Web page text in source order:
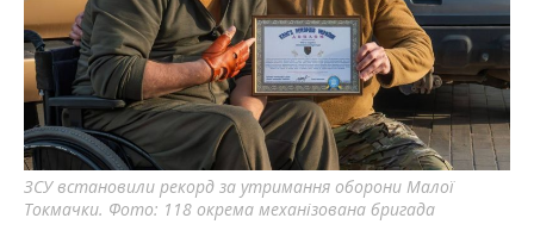
важную информацию о событиях
города Запорожья и области.
ЗСУ встановили рекорд за утримання оборони Малої
Токмачки. Фото: 118 окрема механізована бригада